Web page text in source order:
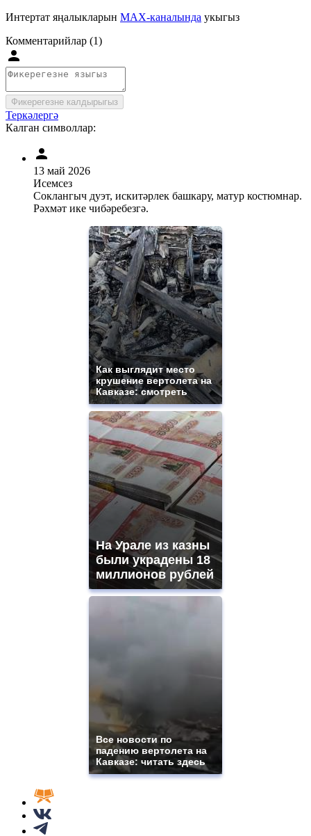
Интертат яңалыкларын MAX-каналында укыгыз
Комментарийлар (1)
Фикерегезне калдырыгыз
Теркәлергә
Калган символлар:
13 май 2026
Исемсез
Соклангыч дуэт, искитәрлек башкару, матур костюмнар.
Рәхмәт ике чибәребезгә.
Как выглядит место
крушение вертолета на
Кавказе: смотреть
На Урале из казны
были украдены 18
миллионов рублей
Все новости по
падению вертолета на
Кавказе: читать здесь